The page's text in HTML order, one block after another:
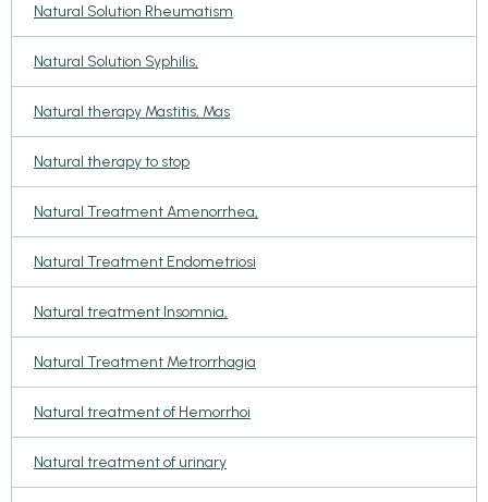
Natural Solution Rheumatism
Natural Solution Syphilis,
Natural therapy Mastitis, Mas
Natural therapy to stop
Natural Treatment Amenorrhea,
Natural Treatment Endometriosi
Natural treatment Insomnia,
Natural Treatment Metrorrhagia
Natural treatment of Hemorrhoi
Natural treatment of urinary